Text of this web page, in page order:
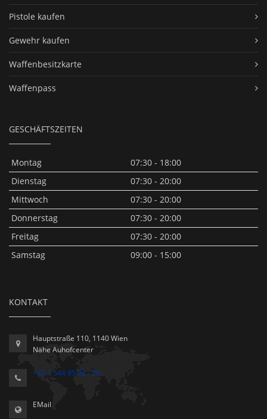
Pistole kaufen
Gewehr kaufen
Waffenbesitzkarte
Waffenpass
GESCHÄFTSZEITEN
Montag
07:30 - 18:00
Dienstag
07:30 - 20:00
Mittwoch
07:30 - 20:00
Donnerstag
07:30 - 20:00
Freitag
07:30 - 20:00
Samstag
09:00 - 15:00
KONTAKT
Hauptstraße 110, 1140 Wien
Nähe Auhofcenter
+43 1 544 95 32 - 26
EMail